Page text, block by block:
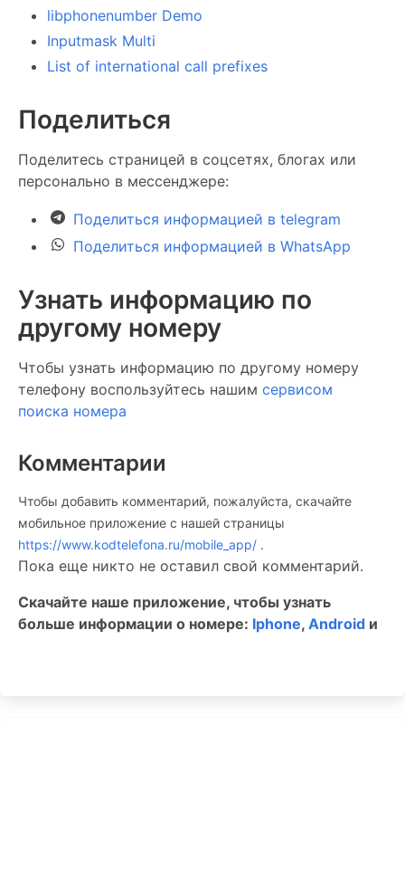
libphonenumber Demo
Inputmask Multi
List of international call prefixes
Поделиться
Поделитесь страницей в соцсетях, блогах или
персонально в мессенджере:
Поделиться информацией в telegram
Поделиться информацией в WhatsApp
Узнать информацию по
другому номеру
Чтобы узнать информацию по другому номеру
телефону воспользуйтесь нашим сервисом
поиска номера
Комментарии
Чтобы добавить комментарий, пожалуйста, скачайте
мобильное приложение c нашей страницы
https://www.kodtelefona.ru/mobile_app/ .
Пока еще никто не оставил свой комментарий.
Скачайте наше приложение, чтобы узнать
больше информации о номере: Iphone, Android и